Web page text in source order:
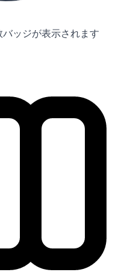
ッジが表示されます